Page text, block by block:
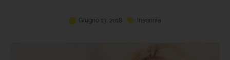
Giugno 13, 2018 Insonnia